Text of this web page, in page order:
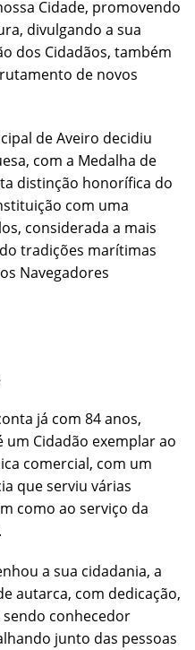
Cidade, promovendo
divulgando a sua
dos Cidadãos, também
de novos
de Aveiro decidiu
com a Medalha de
distinção honorífica do
com uma
considerada a mais
tradições marítimas
Navegadores
já com 84 anos,
um Cidadão exemplar ao
comercial, com um
que serviu várias
como ao serviço da
a sua cidadania, a
autarca, com dedicação,
conhecedor
junto das pessoas